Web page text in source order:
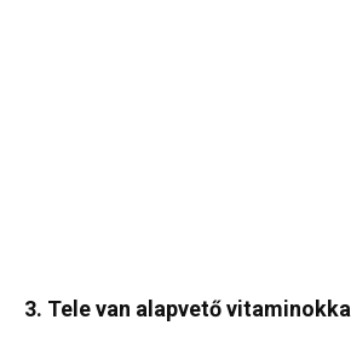
3. Tele van alapvető vitaminokkal